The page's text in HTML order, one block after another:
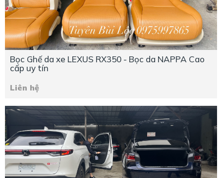
Bọc Ghế da xe LEXUS RX350 - Bọc da NAPPA Cao
cấp uy tín
Liên hệ